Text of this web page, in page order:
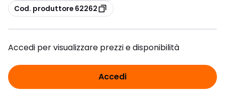
copia
Cod. produttore 62262
Accedi per visualizzare prezzi e disponibilità
Accedi